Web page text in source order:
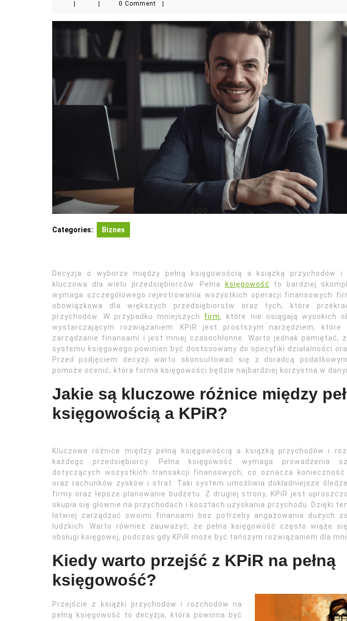
0 Comment
Categories: Biznes
Decyzja o wyborze między pełną księgowością a książką przychodów i
kluczowa dla wielu przedsiębiorców. Pełna
księgowość to bardziej
wymaga szczegółowego rejestrowania wszystkich operacji finansowych
obowiązkowa dla większych przedsiębiorstw oraz tych, które
przychodów. W przypadku mniejszych firm, które nie osiągają wysokich
wystarczającym rozwiązaniem. KPiR jest prostszym narzędziem, które
zarządzanie finansami i jest mniej czasochłonne. Warto jednak pamiętać,
systemu księgowego powinien być dostosowany do specyfiki działalności
Przed podjęciem decyzji warto skonsultować się z doradcą
pomoże ocenić, która forma księgowości będzie najbardziej korzystna w
Jakie są kluczowe różnice między
księgowością a KPiR?
Kluczowe różnice między pełną księgowością a książką przychodów i
każdego przedsiębiorcy. Pełna księgowość wymaga prowadzenia
dotyczących wszystkich transakcji finansowych, co oznacza konieczność
oraz rachunków zysków i strat. Taki system umożliwia dokładniejsze
firmy oraz lepsze planowanie budżetu. Z drugiej strony, KPiR jest
skupia się głównie na przychodach i kosztach uzyskania przychodu. Dzięki
łatwiej zarządzać swoimi finansami bez potrzeby angażowania dużych
ludzkich. Warto również zauważyć, że pełna księgowość często wiąże
obsługi księgowej, podczas gdy KPiR może być tańszym rozwiązaniem dla
Kiedy warto przejść z KPiR na pełną
księgowość?
Przejście z książki przychodów i rozchodów na
pełną księgowość to decyzja, która powinna być